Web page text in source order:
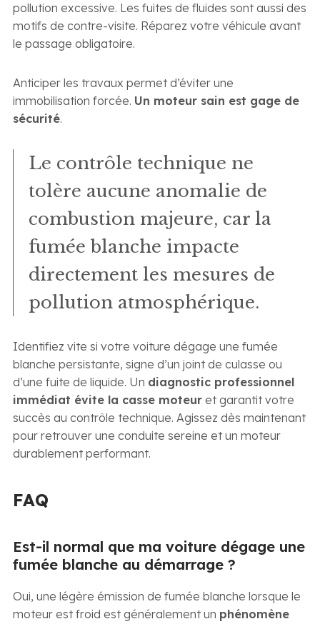
pollution excessive. Les fuites de fluides sont aussi des
motifs de contre-visite. Réparez votre véhicule avant
le passage obligatoire.
Anticiper les travaux permet d’éviter une
immobilisation forcée. Un moteur sain est gage de
sécurité.
Le contrôle technique ne
tolère aucune anomalie de
combustion majeure, car la
fumée blanche impacte
directement les mesures de
pollution atmosphérique.
Identifiez vite si votre voiture dégage une fumée
blanche persistante, signe d’un joint de culasse ou
d’une fuite de liquide. Un diagnostic professionnel
immédiat évite la casse moteuret garantit votre
succès au contrôle technique. Agissez dès maintenant
pour retrouver une conduite sereine et un moteur
durablement performant.
FAQ
Est-il normal que ma voiture dégage une
fumée blanche au démarrage ?
Oui, une légère émission de fumée blanche lorsque le
moteur est froid est généralement un phénomène